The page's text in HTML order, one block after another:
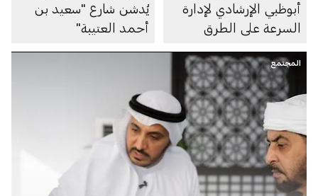
أبوظبي الإرشادي لإدارة
السرعة على الطرق
يُدشن شارع "سعيد بن
أحمد العتيبة"
المجتمع